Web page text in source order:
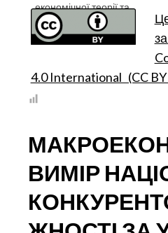
економічної теорії та
конкурентної
політики, Київ
ПРОЦЕСИ
В
ЕКОНОМІЦІ
ГЛОБАЛЬНОЇ
4.0 International (CC BY
ВИМІР